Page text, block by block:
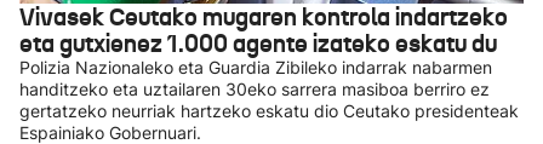
Vivasek Ceutako mugaren kontrola indartzeko
eta gutxienez 1.000 agente izateko eskatu du
Polizia Nazionaleko eta Guardia Zibileko indarrak nabarmen
handitzeko eta uztailaren 30eko sarrera masiboa berriro ez
gertatzeko neurriak hartzeko eskatu dio Ceutako presidenteak
Espainiako Gobernuari.